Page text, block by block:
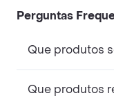
Perguntas
Que produtos
Que produtos